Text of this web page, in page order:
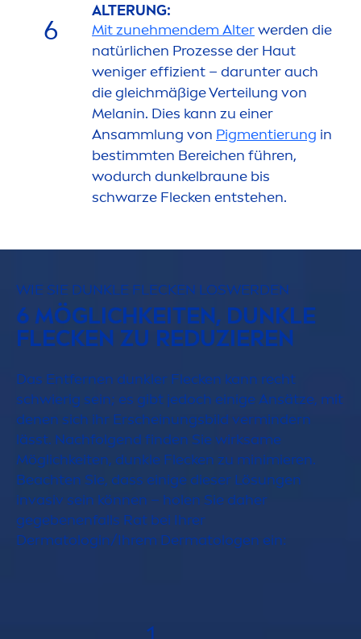
6
ALTERUNG:
Mit zunehmendem Alterwerden die
natürlichen Prozesse der Haut
weniger effizient – darunter auch
die gleichmäßige Verteilung von
Melanin. Dies kann zu einer
Ansammlung von Pigmentierung in
bestimmten Bereichen führen,
wodurch dunkelbraune bis
schwarze Flecken entstehen.
WIE SIE DUNKLE FLECKEN LOSWERDEN
6 MÖGLICHKEITEN, DUNKLE
FLECKEN ZU REDUZIEREN
Das Entfernen dunkler Flecken kann recht
schwierig sein; es gibt jedoch einige Ansätze, mit
denen sich ihr Erscheinungsbild vermindern
lässt. Nachfolgend finden Sie wirksame
Möglichkeiten, dunkle Flecken zu minimieren.
Beachten Sie, dass einige dieser Lösungen
invasiv sein können – holen Sie daher
gegebenenfalls Rat bei Ihrer
Dermatologin/Ihrem Dermatologen ein: